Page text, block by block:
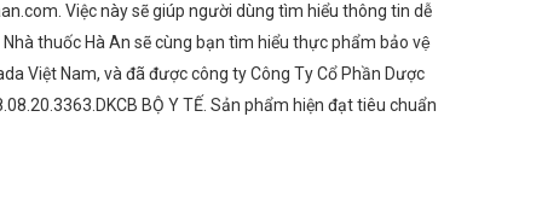
Việc này sẽ giúp người dùng tìm hiểu thông tin dễ
thuốc Hà An sẽ cùng bạn tìm hiểu thực phẩm bảo vệ
Việt Nam, và đã được công ty Công Ty Cổ Phần Dược
BỘ Y TẾ. Sản phẩm hiện đạt tiêu chuẩn